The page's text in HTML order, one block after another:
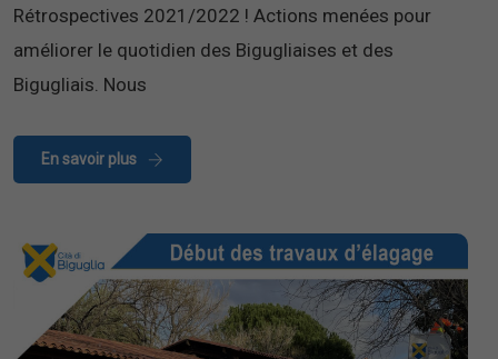
Rétrospectives 2021/2022 ! Actions menées pour
améliorer le quotidien des Bigugliaises et des
Bigugliais. Nous
En savoir plus